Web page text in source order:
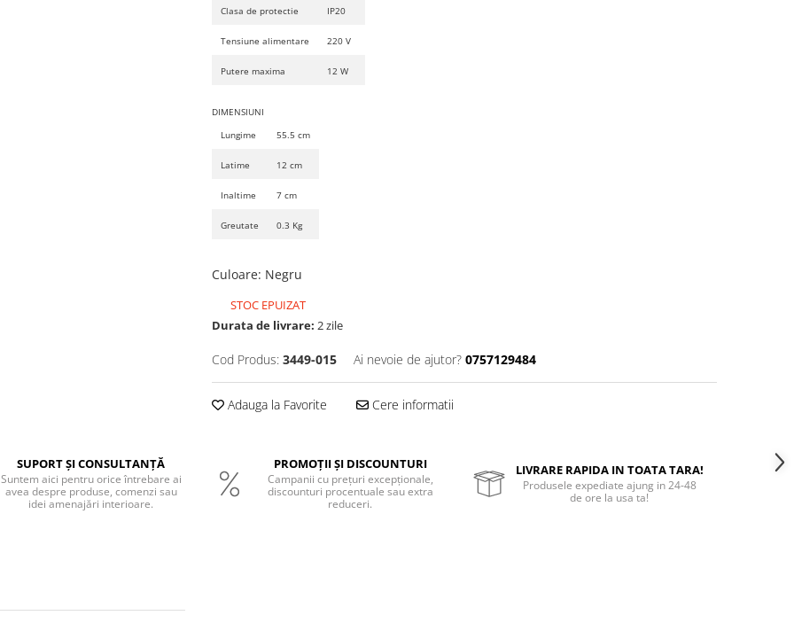
Clasa de protectie IP20
Tensiune alimentare 220 V
Putere maxima 12 W
DIMENSIUNI
Lungime
55.5 cm
Latime 12 cm
Inaltime 7 cm
Greutate 0.3 Kg
Culoare: Negru
STOC EPUIZAT
Durata de livrare: 2 zile
Cod Produs: 3449-015 Ai nevoie de ajutor? 0757129484
Adauga la Favorite Cere informatii
SUPORT ȘI CONSULTANȚĂ
Suntem aici pentru orice întrebare ai
avea despre produse, comenzi sau
idei amenajări interioare.
PROMOȚII ȘI DISCOUNTURI
Campanii cu prețuri excepționale,
discounturi procentuale sau extra
reduceri.
LIVRARE RAPIDA IN TOATA TARA!
Produsele expediate ajung in 24-48
de ore la usa ta!